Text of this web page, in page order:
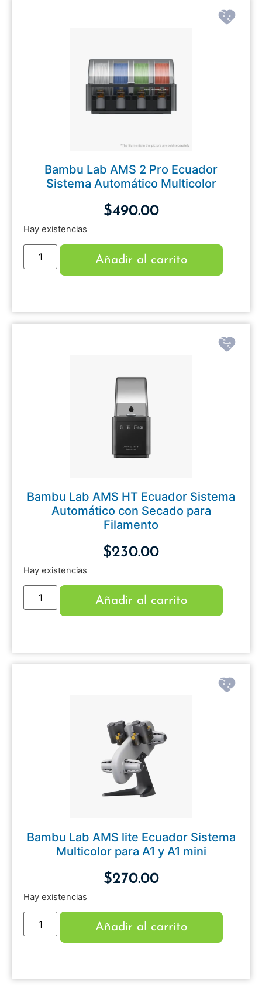
Bambu Lab AMS 2 Pro Ecuador
Sistema Automático Multicolor
$490.00
Hay existencias
Añadir al carrito
Bambu Lab AMS HT Ecuador Sistema
Automático con Secado para
Filamento
$230.00
Hay existencias
Añadir al carrito
Bambu Lab AMS lite Ecuador Sistema
Multicolor para A1 y A1 mini
$270.00
Hay existencias
Añadir al carrito